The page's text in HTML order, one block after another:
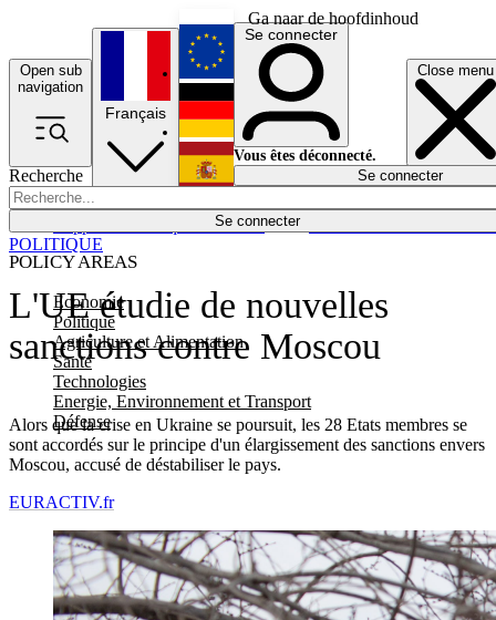
Ga naar de hoofdinhoud
Open sub
navigation
Close menu
Recherche
Se connecter
POLICY AREAS
Economie
Politique
Agriculture et Alimentation
Santé
Technologies
Energie, Environnement et Transport
Défense
Économie
Français
English
Deutsch
Español
Se connecter
Vous êtes déconnecté.
Se connecter
L'UE étudie de nouvelles
sanctions contre Moscou
Alors que la crise en Ukraine se poursuit, les 28 Etats membres se
sont accordés sur le principe d'un élargissement des sanctions envers
Moscou, accusé de déstabiliser le pays.
POLITIQUE
EURACTIV.fr